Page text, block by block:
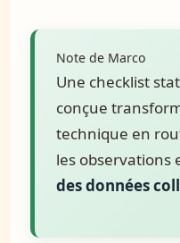
Note de Marco
Une checklist
conçue
technique en
les observations
des données